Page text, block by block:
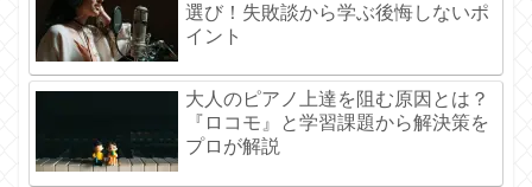
選び！失敗談から学ぶ後悔しないポ
イント
大人のピアノ上達を阻む原因とは？
『ロコモ』と学習課題から解決策を
プロが解説